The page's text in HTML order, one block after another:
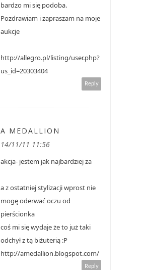
bardzo mi się podoba.
Pozdrawiam i zapraszam na moje
aukcje
http://allegro.pl/listing/user.php?
us_id=20303404
Reply
A MEDALLION
14/11/11 11:56
akcja- jestem jak najbardziej za
a z ostatniej stylizacji wprost nie
mogę oderwać oczu od
pierścionka
coś mi się wydaje że to już taki
odchył z tą biżuterią :P
http://amedallion.blogspot.com/
Reply